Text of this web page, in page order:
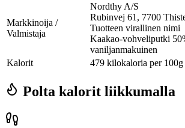
Markkinoija /
Valmistaja
Nordthy A/S
Rubinvej 61, 7700
Tuotteen virallinen nimi
Kaakao-vohveliputki
vaniljanmakuinen
Kalorit
479 kilokaloria per 100g
Polta kalorit liikkumalla